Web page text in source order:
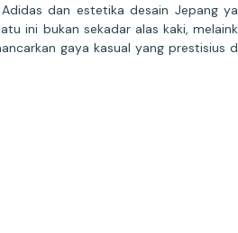
dan estetika desain Jepang
ini bukan sekadar alas kaki,
gaya kasual yang prestisius